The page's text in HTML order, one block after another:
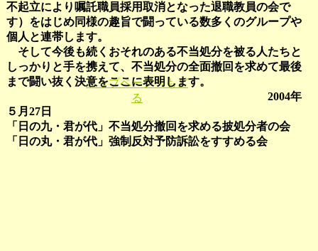
トップページヘもど
る
不起立により嘱託職員採用取消となった退職教員の会で
す）をはじめ同様の趣旨で闘っている数多くのグループや
個人と連帯します。
そして今後も続くおそれのある不当処分を被る人たちと
しっかりと手を携えて、不当処分の全面撤回を求めて最後
まで闘い抜く決意をここに表明します。
2004年
５月27日
「日の九・君が代」不当処分撤回を求める披処分者の会
「日の丸・君が代」強制反対予防訴訟をすすめる会